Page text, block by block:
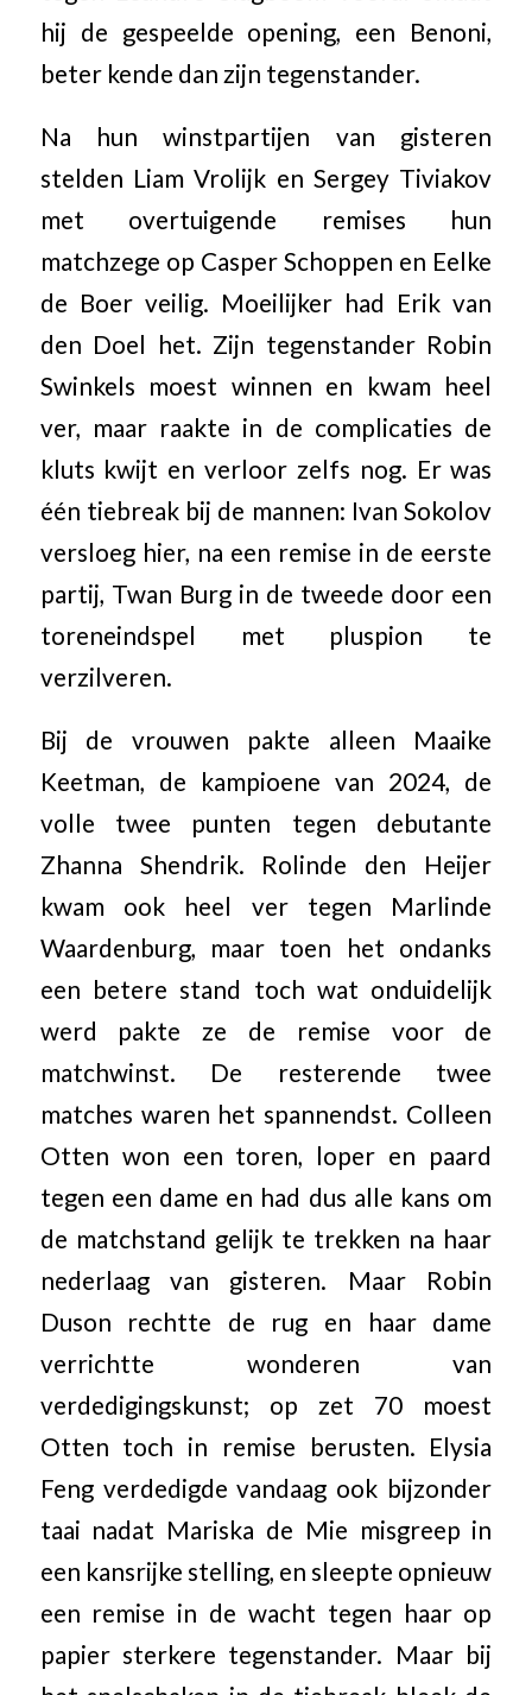
hij de gespeelde opening, een Benoni,
beter kende dan zijn tegenstander.
Na hun winstpartijen van gisteren
stelden Liam Vrolijk en Sergey Tiviakov
met overtuigende remises hun
matchzege op Casper Schoppen en Eelke
de Boer veilig. Moeilijker had Erik van
den Doel het. Zijn tegenstander Robin
Swinkels moest winnen en kwam heel
ver, maar raakte in de complicaties de
kluts kwijt en verloor zelfs nog. Er was
één tiebreak bij de mannen: Ivan Sokolov
versloeg hier, na een remise in de eerste
partij, Twan Burg in de tweede door een
toreneindspel met pluspion te
verzilveren.
Bij de vrouwen pakte alleen Maaike
Keetman, de kampioene van 2024, de
volle twee punten tegen debutante
Zhanna Shendrik. Rolinde den Heijer
kwam ook heel ver tegen Marlinde
Waardenburg, maar toen het ondanks
een betere stand toch wat onduidelijk
werd pakte ze de remise voor de
matchwinst. De resterende twee
matches waren het spannendst. Colleen
Otten won een toren, loper en paard
tegen een dame en had dus alle kans om
de matchstand gelijk te trekken na haar
nederlaag van gisteren. Maar Robin
Duson rechtte de rug en haar dame
verrichtte wonderen van
verdedigingskunst; op zet 70 moest
Otten toch in remise berusten. Elysia
Feng verdedigde vandaag ook bijzonder
taai nadat Mariska de Mie misgreep in
een kansrijke stelling, en sleepte opnieuw
een remise in de wacht tegen haar op
papier sterkere tegenstander. Maar bij